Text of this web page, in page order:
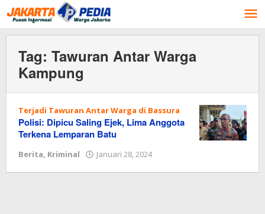
Lewati
ke
konten
Tag: Tawuran Antar Warga
Kampung
Terjadi Tawuran Antar Warga di Bassura
Polisi: Dipicu Saling Ejek, Lima Anggota
Terkena Lemparan Batu
Berita, Kriminal Januari 28, 2024